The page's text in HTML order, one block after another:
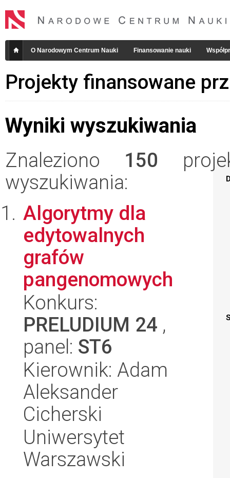
O Narodowym Centrum Nauki Finansowanie nauki
Projekty finansowane
Wyniki wyszukiwania
Znaleziono 150
wyszukiwania:
Algorytmy dla
edytowalnych
grafów
pangenomowych
Konkurs:
PRELUDIUM 24 ,
panel: ST6
Kierownik: Adam
Aleksander
Cicherski
Uniwersytet
Warszawski